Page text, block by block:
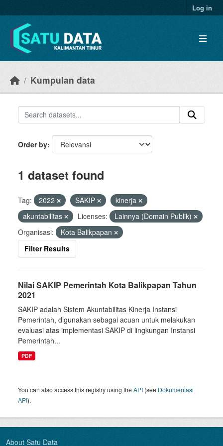
Log in
Kumpulan data
Order by
1 dataset found
Tag: 2022 SAKIP
kinerja
akuntabilitas
Licenses:
Lainnya (Domain Publik)
Organisasi:
Kota Balikpapan
Filter Results
Nilai SAKIP Pemerintah Kota Balikpapan Tahun
2021
SAKIP adalah Sistem Akuntabilitas Kinerja Instansi
Pemerintah, digunakan sebagai acuan untuk melakukan
evaluasi atas implementasi SAKIP di lingkungan Instansi
Pemerintah...
PDF
You can also access this registry using theAPI (see Dokumentasi
API).
About Satu Data